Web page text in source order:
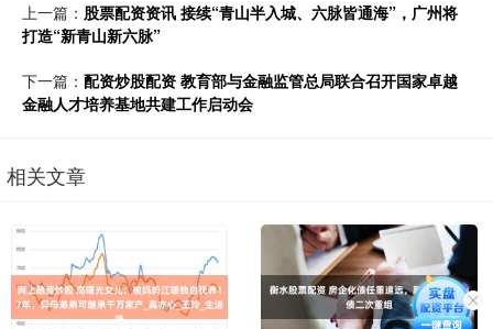
上一篇： 股票配资资讯 接续“青山半入城、六脉皆通海”，广州将
打造“新青山新六脉”
下一篇： 配资炒股配资 教育部与金融监管总局联合召开国家卓越
金融人才培养基地共建工作启动会
相关文章